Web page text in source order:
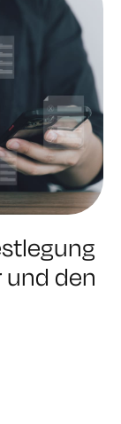
und den